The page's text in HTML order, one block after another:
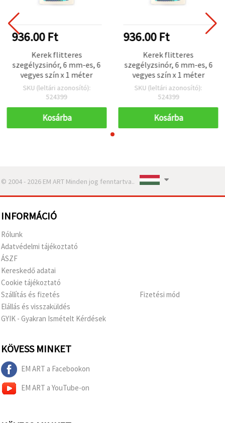
936.00 Ft
Kerek flitteres
szegélyzsinór, 6 mm-es, 6
vegyes szín x 1 méter
SKU (leltári azonosító):
524399
Kosárba
936.00 Ft
Kerek flitteres
szegélyzsinór, 6 mm-es, 6
vegyes szín x 1 méter
SKU (leltári azonosító):
524399
Kosárba
© 2004 - 2026 EM ART Minden jog fenntartva..
INFORMÁCIÓ
Rólunk
Adatvédelmi tájékoztató
ÁSZF
Kereskedő adatai
Cookie tájékoztató
Szállítás és fizetés
Elállás és visszaküldés
GYIK - Gyakran Ismételt Kérdések
Fizetési mód
KÖVESS MINKET
EM ART a Facebookon
EM ART a YouTube-on